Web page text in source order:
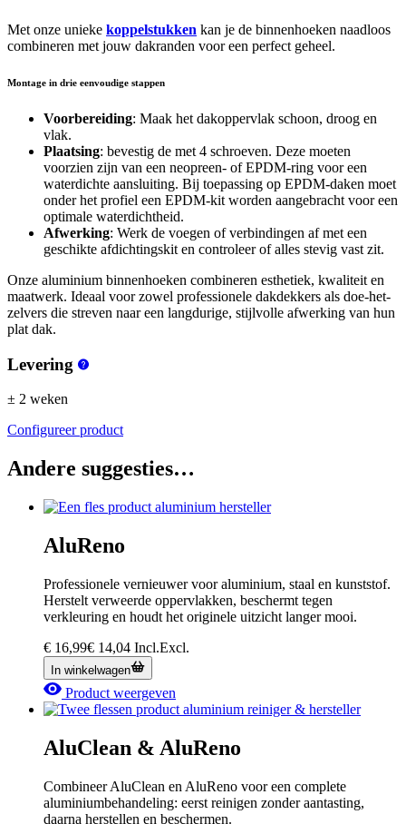
Met onze unieke koppelstukken kan je de binnenhoeken naadloos
combineren met jouw dakranden voor een perfect geheel.
Montage in drie eenvoudige stappen
Voorbereiding: Maak het dakoppervlak schoon, droog en
vlak.
Plaatsing: bevestig de met 4 schroeven. Deze moeten
voorzien zijn van een neopreen- of EPDM-ring voor een
waterdichte aansluiting. Bij toepassing op EPDM-daken moet
onder het profiel een EPDM-kit worden aangebracht voor een
optimale waterdichtheid.
Afwerking: Werk de voegen of verbindingen af met een
geschikte afdichtingskit en controleer of alles stevig vast zit.
Onze aluminium binnenhoeken combineren esthetiek, kwaliteit en
maatwerk. Ideaal voor zowel professionele dakdekkers als doe-het-
zelvers die streven naar een langdurige, stijlvolle afwerking van hun
plat dak.
Levering
± 2 weken
Configureer product
Andere suggesties…
AluReno
Professionele vernieuwer voor aluminium, staal en kunststof.
Herstelt verweerde oppervlakken, beschermt tegen
verkleuring en houdt het originele uitzicht langer mooi.
€ 16,99€ 14,04 Incl.Excl.
In winkelwagen
Product weergeven
AluClean & AluReno
Combineer AluClean en AluReno voor een complete
aluminiumbehandeling: eerst reinigen zonder aantasting,
daarna herstellen en beschermen.